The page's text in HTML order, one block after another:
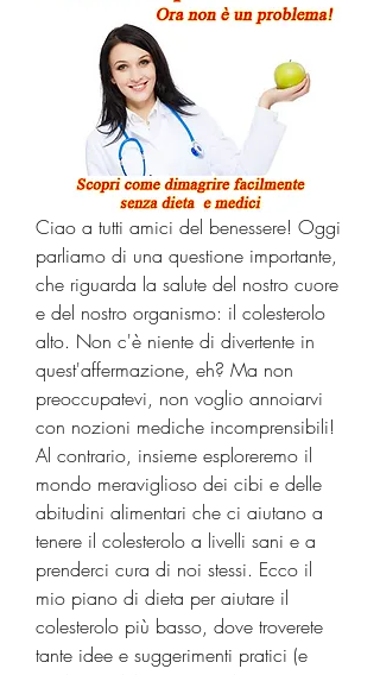
Ciao a tutti amici del benessere! Oggi
parliamo di una questione importante,
che riguarda la salute del nostro cuore
e del nostro organismo: il colesterolo
alto. Non c'è niente di divertente in
quest'affermazione, eh? Ma non
preoccupatevi, non voglio annoiarvi
con nozioni mediche incomprensibili!
Al contrario, insieme esploreremo il
mondo meraviglioso dei cibi e delle
abitudini alimentari che ci aiutano a
tenere il colesterolo a livelli sani e a
prenderci cura di noi stessi. Ecco il
mio piano di dieta per aiutare il
colesterolo più basso, dove troverete
tante idee e suggerimenti pratici (e